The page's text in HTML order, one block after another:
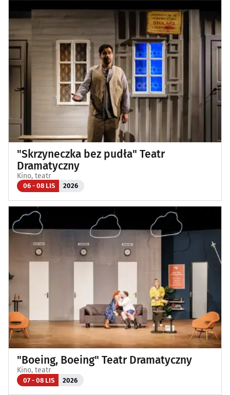
"Skrzyneczka bez pudła" Teatr
Dramatyczny
Kino, teatr
06 - 08 LIS 2026
"Boeing, Boeing" Teatr Dramatyczny
Kino, teatr
07 - 08 LIS 2026